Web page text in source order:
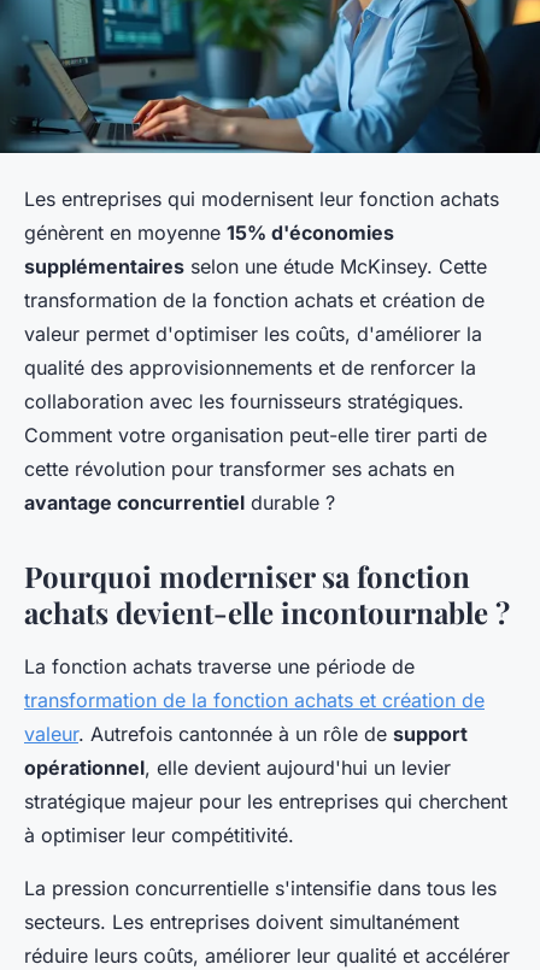
Les entreprises qui modernisent leur fonction achats
génèrent en moyenne 15% d'économies
supplémentaires selon une étude McKinsey. Cette
transformation de la fonction achats et création de
valeur permet d'optimiser les coûts, d'améliorer la
qualité des approvisionnements et de renforcer la
collaboration avec les fournisseurs stratégiques.
Comment votre organisation peut-elle tirer parti de
cette révolution pour transformer ses achats en
avantage concurrentiel durable ?
Pourquoi moderniser sa fonction
achats devient-elle incontournable ?
La fonction achats traverse une période de
transformation de la fonction achats et création de
valeur. Autrefois cantonnée à un rôle de support
opérationnel, elle devient aujourd'hui un levier
stratégique majeur pour les entreprises qui cherchent
à optimiser leur compétitivité.
La pression concurrentielle s'intensifie dans tous les
secteurs. Les entreprises doivent simultanément
réduire leurs coûts, améliorer leur qualité et accélérer